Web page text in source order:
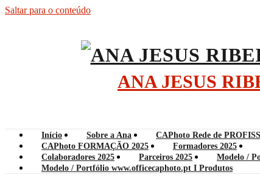
Saltar para o conteúdo
ANA JESUS
Início Sobre a Ana CAPhoto Rede de
CAPhoto FORMAÇÃO 2025
Formadores 2025
Colaboradores 2025
Parceiros 2025 Modelo /
Modelo / Portfólio www.officecaphoto.pt I Produtos